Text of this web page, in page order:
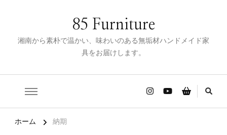
85 Furniture
湘南から素朴で温かい、味わいのある無垢材ハンドメイド家
具をお届けします。
ホーム 納期